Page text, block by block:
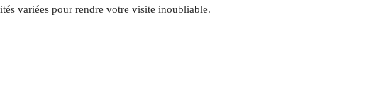
variées pour rendre votre visite inoubliable.